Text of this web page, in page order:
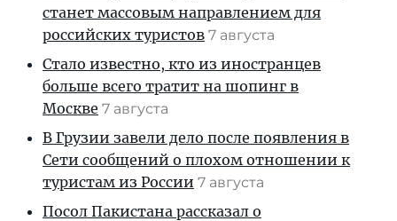
станет массовым направлением для
российских туристов 7 августа
Стало известно, кто из иностранцев
больше всего тратит на шопинг в
Москве 7 августа
В Грузии завели дело после появления в
Сети сообщений о плохом отношении к
туристам из России 7 августа
Посол Пакистана рассказал о